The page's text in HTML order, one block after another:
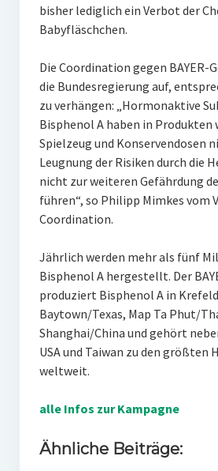
bisher lediglich ein Verbot der
Babyfläschchen.
Die Coordination gegen
die Bundesregierung auf,
zu verhängen: „Hormonaktive
Bisphenol A haben in Produkten
Spielzeug und Konservendosen
Leugnung der Risiken durch die
nicht zur weiteren Gefährdung
führen“, so Philipp Mimkes vom
Coordination.
Jährlich werden mehr als fünf
Bisphenol A hergestellt. Der
produziert Bisphenol A in
Baytown/Texas, Map Ta Phut/
Shanghai/China und gehört
USA und Taiwan zu den größten
weltweit.
alle Infos zur Kampagne
Ähnliche Beiträge: